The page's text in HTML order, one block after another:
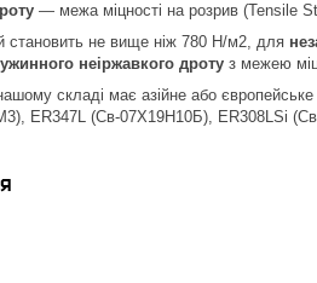
— межа міцності на розрив (Tensile
становить не вище ніж 780 Н/м2, для
неіржавкого дроту з межею
складі має азійне або
ER347L (Св-07Х19Н10Б), ER308LSi